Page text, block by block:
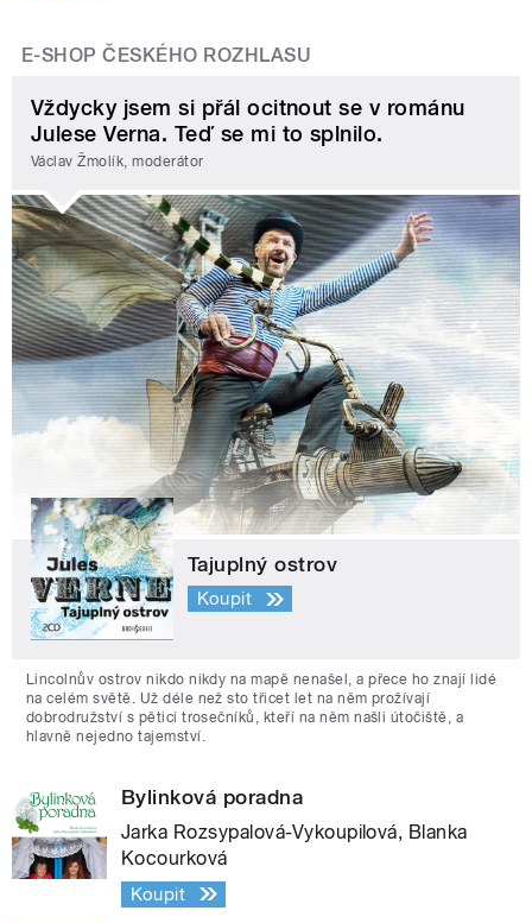
E-SHOP ČESKÉHO ROZHLASU
Vždycky jsem si přál ocitnout se v románu
Julese Verna. Teď se mi to splnilo.
Václav Žmolík, moderátor
Tajuplný ostrov
Koupit
Lincolnův ostrov nikdo nikdy na mapě nenašel, a přece ho znají lidé
na celém světě. Už déle než sto třicet let na něm prožívají
dobrodružství s pěticí trosečníků, kteří na něm našli útočiště, a
hlavně nejedno tajemství.
Bylinková poradna
Jarka Rozsypalová-Vykoupilová, Blanka
Kocourková
Koupit